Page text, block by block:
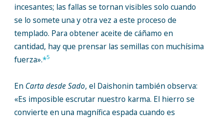
incesantes; las fallas se tornan visibles solo cuando
se lo somete una y otra vez a este proceso de
templado. Para obtener aceite de cáñamo en
cantidad, hay que prensar las semillas con muchísima
fuerza».*5
En Carta desde Sado, el Daishonin también observa:
«Es imposible escrutar nuestro karma. El hierro se
convierte en una magnífica espada cuando es